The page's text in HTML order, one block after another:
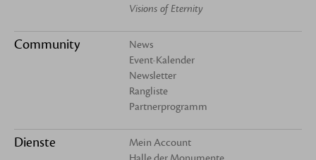
Visions of Eternity
Community
News
Event-Kalender
Newsletter
Rangliste
Partnerprogramm
Dienste
Mein Account